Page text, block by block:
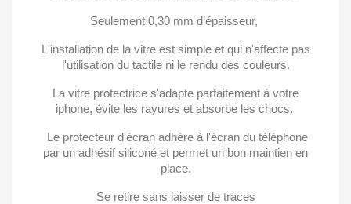
Ajouter à ma liste d'envies
add_circle_outlineCréer une nouvelle liste
((title)) ×
((label))
((cancelText))
Connexion ×
Vous devez être connecté pour ajouter des produits
à votre liste d'envies.
((cancelText)) ((loginText))
Seulement 0,30 mm d’épaisseur,
L'installation de la vitre est simple et qui n'affecte pas
l'utilisation du tactile ni le rendu des couleurs.
La vitre protectrice s'adapte parfaitement à votre
iphone, évite les rayures et absorbe les chocs.
Le protecteur d'écran adhère à l'écran du téléphone
par un adhésif siliconé et permet un bon maintien en
place.
Se retire sans laisser de traces